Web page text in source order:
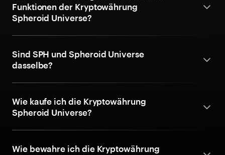
Funktionen der Kryptowährung
Spheroid Universe?
Sind SPH und Spheroid Universe
dasselbe?
Wie kaufe ich die Kryptowährung
Spheroid Universe?
Wie bewahre ich die Kryptowährung